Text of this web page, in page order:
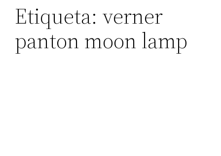
Etiqueta: verner
panton moon lamp